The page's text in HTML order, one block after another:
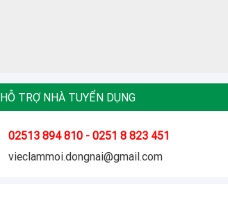
HỖ TRỢ NHÀ TUYỂN DỤNG
02513 894 810 - 0251 8 823 451
vieclammoi.dongnai@gmail.com